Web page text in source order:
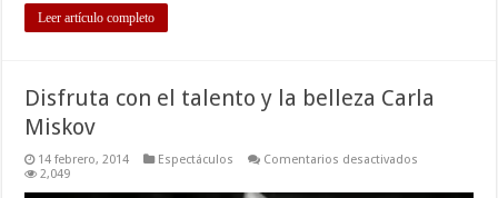
Leer artículo completo
Disfruta con el talento y la belleza Carla
Miskov
14 febrero, 2014 Espectáculos Comentarios desactivados
2,049